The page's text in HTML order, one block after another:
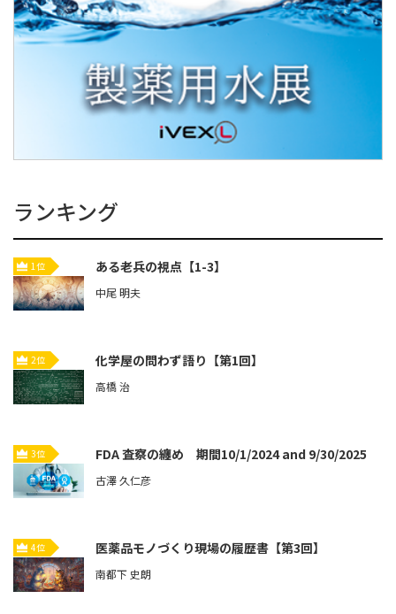
ランキング
1位 ある老兵の視点【1-3】
中尾 明夫
2位 化学屋の問わず語り【第1回】
高橋 治
3位 FDA 査察の纏め 期間10/1/2024 and 9/30/2025
古澤 久仁彦
4位 医薬品モノづくり現場の履歴書【第3回】
南都下 史朗